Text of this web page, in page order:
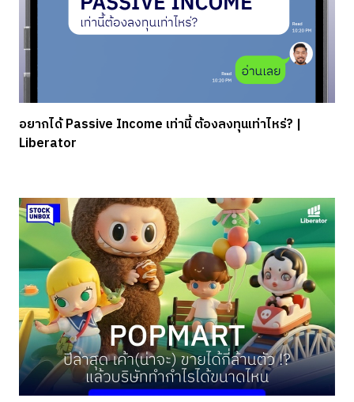
อยากได้ Passive Income เท่านี้ ต้องลงทุนเท่าไหร่? |
Liberator